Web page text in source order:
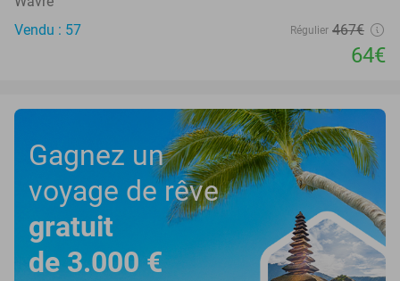
Vendu : 57
Régulier 467€
64€
Gagnez un
voyage de rêve
gratuit
de 3.000 €